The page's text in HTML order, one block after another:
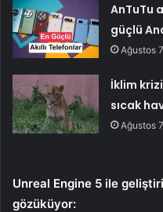
AnTuTu
güçlü
Ağustos
İklim
sıcak
Ağustos
Unreal Engine 5 ile
gözüküyor: